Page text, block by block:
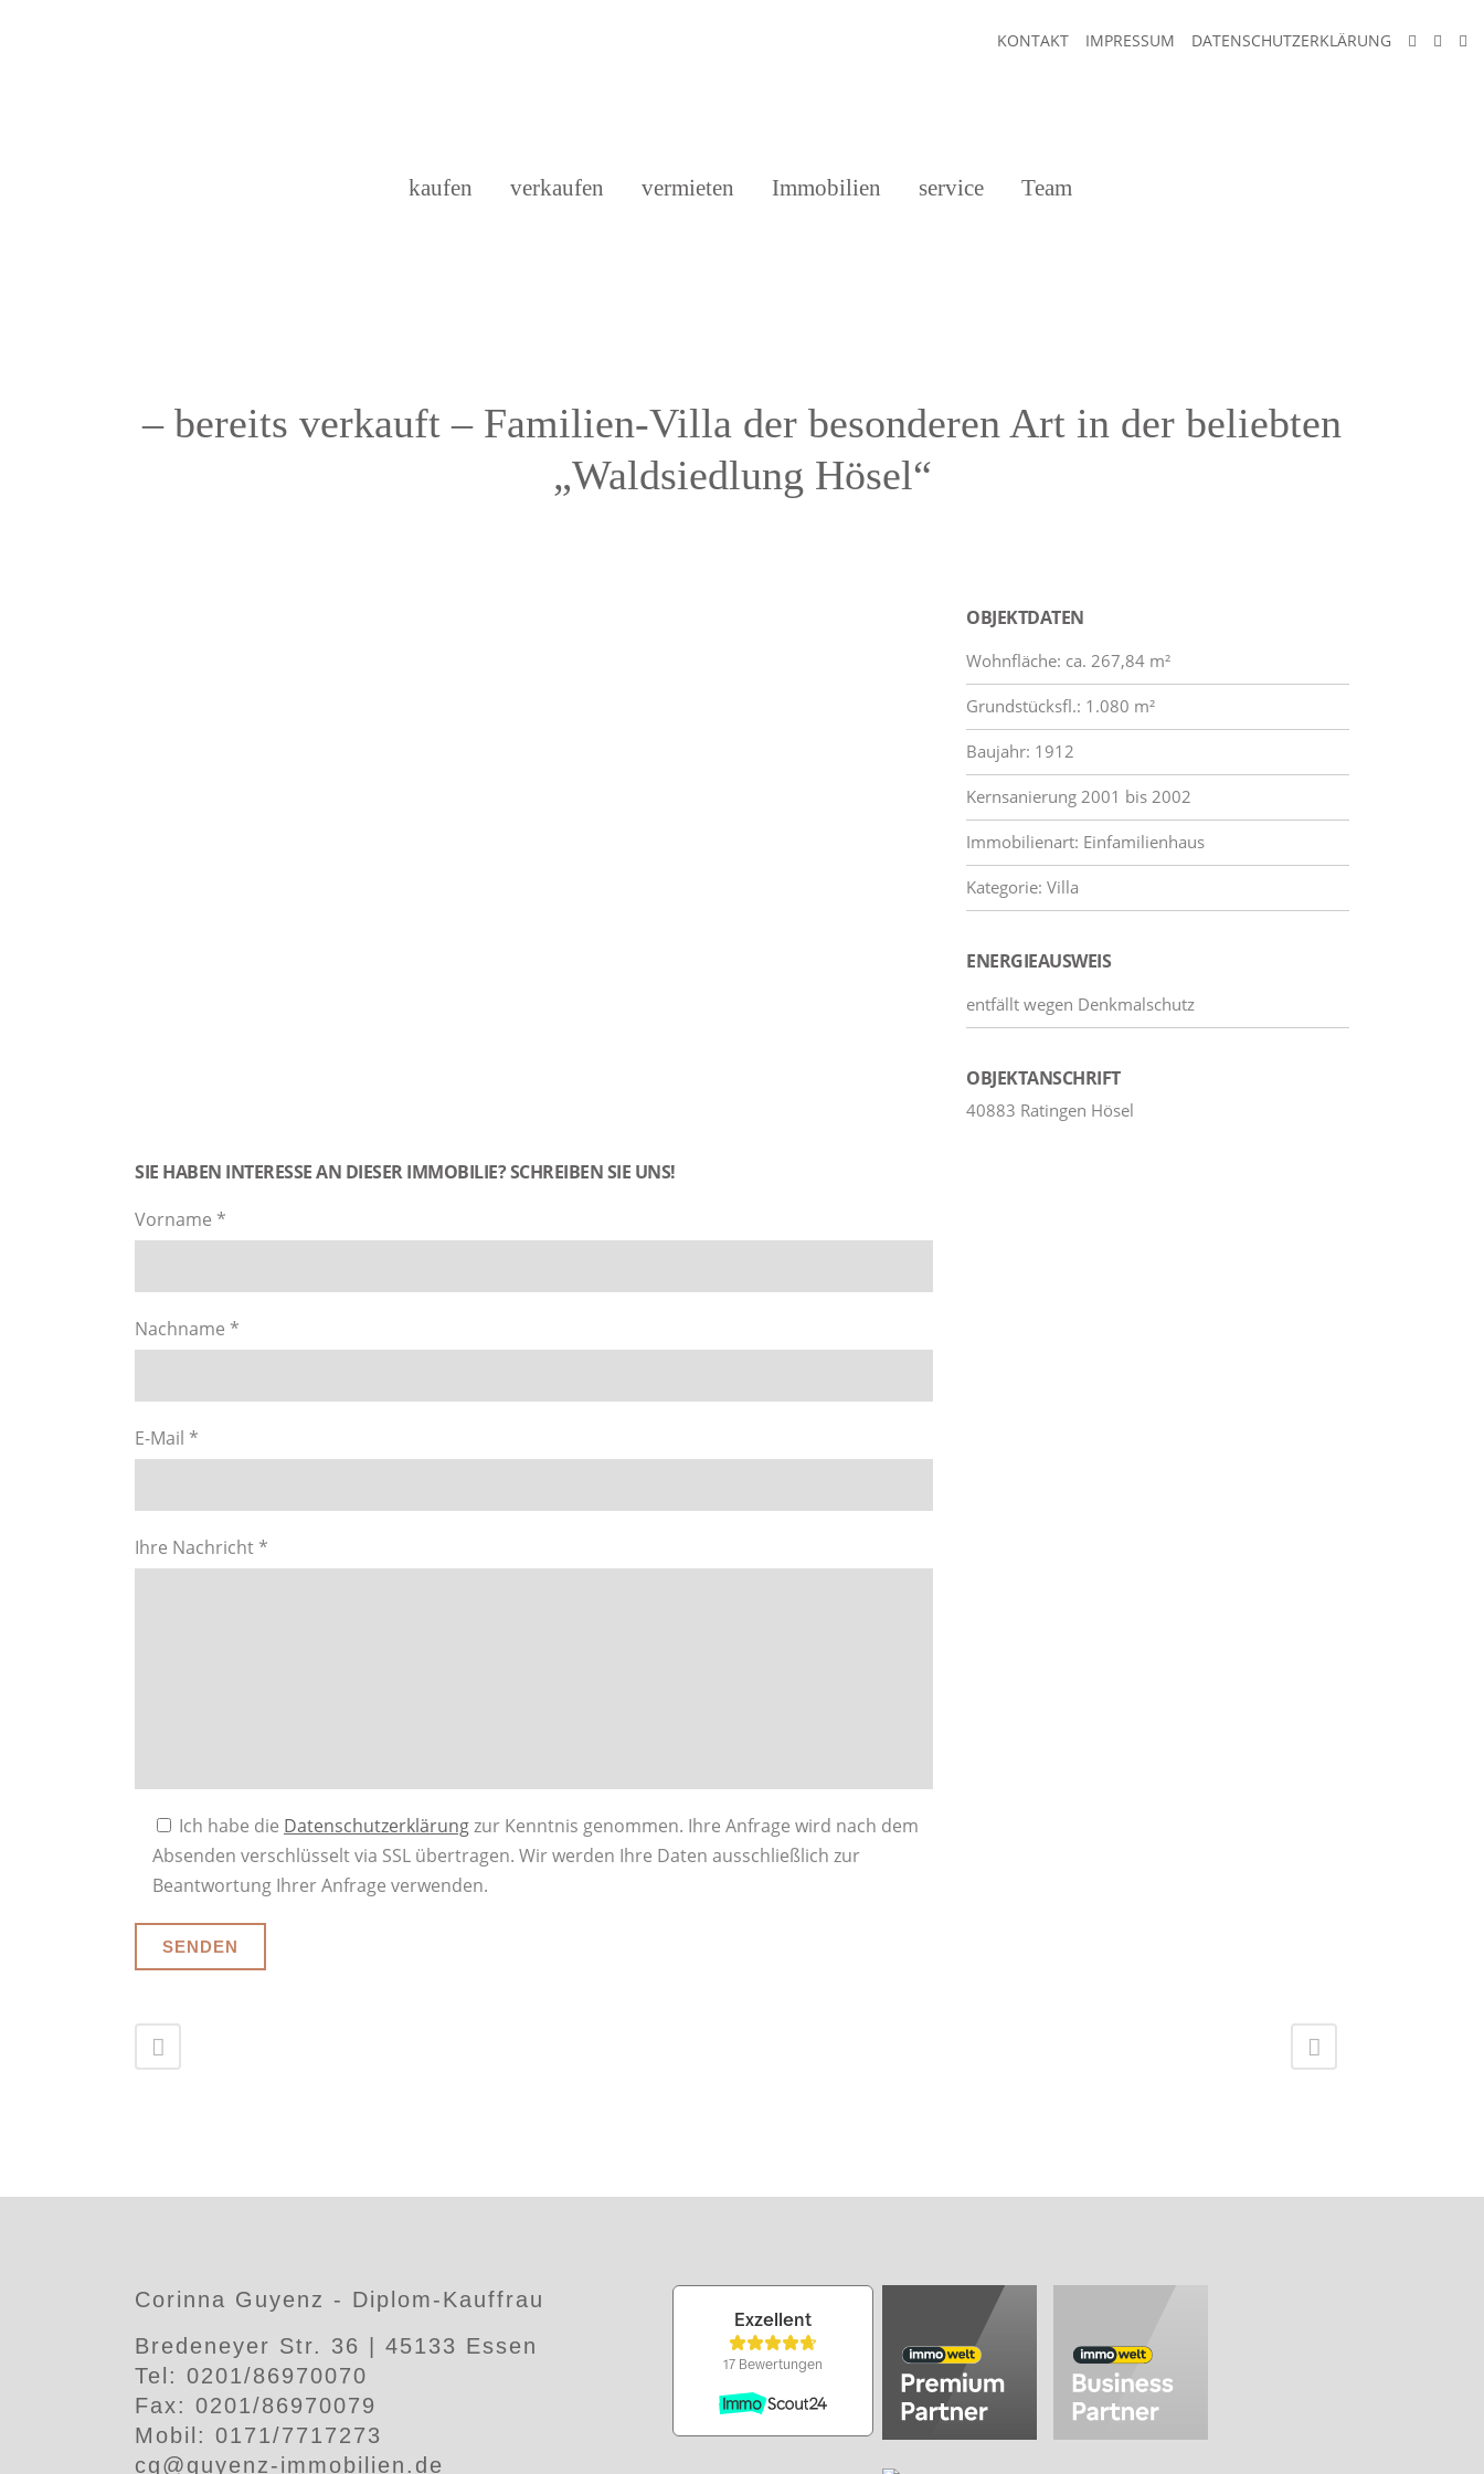
KONTAKT IMPRESSUM DATENSCHUTZERKLÄRUNG
kaufen verkaufen vermieten Immobilien service Team
– bereits verkauft – Familien-Villa der besonderen Art in der beliebten
„Waldsiedlung Hösel“
OBJEKTDATEN
Wohnfläche: ca. 267,84 m²
Grundstücksfl.: 1.080 m²
Baujahr: 1912
Kernsanierung 2001 bis 2002
Immobilienart: Einfamilienhaus
Kategorie: Villa
ENERGIEAUSWEIS
entfällt wegen Denkmalschutz
OBJEKTANSCHRIFT
40883 Ratingen Hösel
SIE HABEN INTERESSE AN DIESER IMMOBILIE? SCHREIBEN SIE UNS!
Vorname *
Nachname *
E-Mail *
Ihre Nachricht *
Ich habe die Datenschutzerklärungzur Kenntnis genommen. Ihre Anfrage wird nach dem
Absenden verschlüsselt via SSL übertragen. Wir werden Ihre Daten ausschließlich zur
Beantwortung Ihrer Anfrage verwenden.
Corinna Guyenz - Diplom-Kauffrau
Bredeneyer Str. 36 | 45133 Essen
Tel: 0201/86970070
Fax: 0201/86970079
Mobil: 0171/7717273
cg@guyenz-immobilien.de